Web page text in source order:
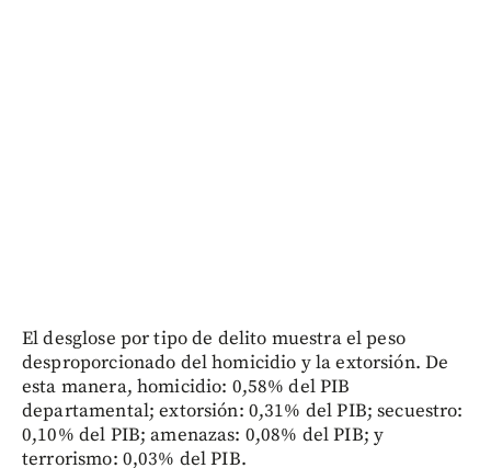
El desglose por tipo de delito muestra el peso
desproporcionado del homicidio y la extorsión. De
esta manera, homicidio: 0,58% del PIB
departamental; extorsión: 0,31% del PIB; secuestro:
0,10% del PIB; amenazas: 0,08% del PIB; y
terrorismo: 0,03% del PIB.